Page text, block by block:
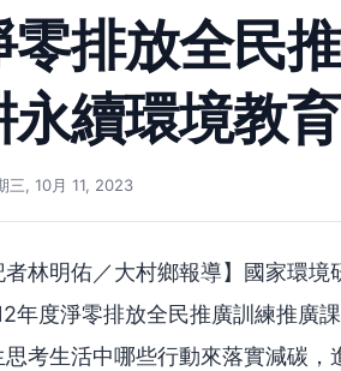
零排放全民
永續環境教育
三, 10月 11, 2023
者林明佑／大村鄉報導】國家環
年度淨零排放全民推廣訓練推廣
思考生活中哪些行動來落實減碳，